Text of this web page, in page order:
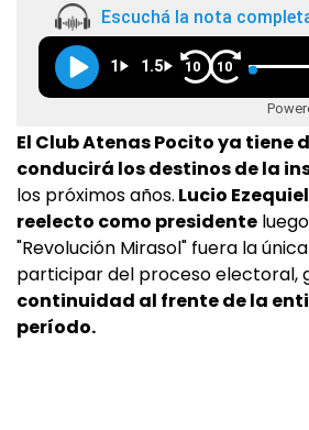
Escuchá la nota
1 1.5 10 10
El Club Atenas Pocito ya tiene
conducirá los destinos de la
los próximos años. Lucio
reelecto como presidente
"Revolución Mirasol" fuera la
participar del proceso electoral,
continuidad al frente de la
período.